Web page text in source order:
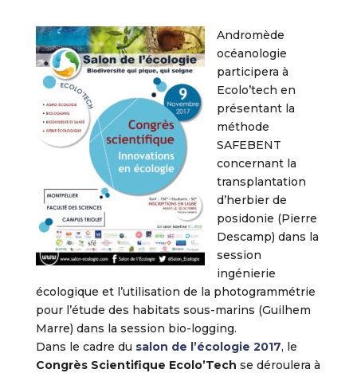
Andromède
océanologie
participera à
Ecolo’tech en
présentant la
méthode
SAFEBENT
concernant la
transplantation
d’herbier de
posidonie (Pierre
Descamp) dans la
session
ingénierie
écologique et l’utilisation de la photogrammétrie
pour l’étude des habitats sous-marins (Guilhem
Marre) dans la session bio-logging.
Dans le cadre du salon de l’écologie 2017, le
Congrès Scientifique Ecolo’Tech se déroulera à